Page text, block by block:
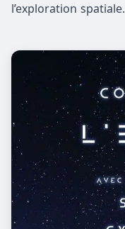
l’exploration spatiale.